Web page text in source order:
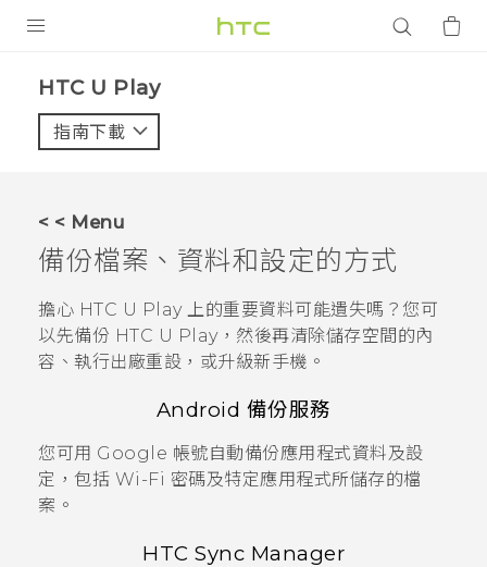
VIVE
應用程式
HTC U Play‎
指南下載
< < Menu
備份檔案、資料和設定的方式
擔心 HTC U Play上的重要資料可能遺失嗎？您可
以先備份 HTC U Play，然後再清除儲存空間的內
容、執行出廠重設，或升級新手機。
Android 備份服務
您可用 Google 帳號自動備份應用程式資料及設
定，包括 Wi-Fi 密碼及特定應用程式所儲存的檔
案。
HTC Sync Manager